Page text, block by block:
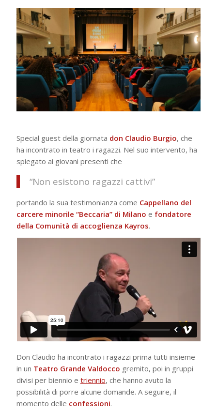
Special guest della giornata don Claudio Burgio, che
ha incontrato in teatro i ragazzi. Nel suo intervento, ha
spiegato ai giovani presenti che
“Non esistono ragazzi cattivi”
portando la sua testimonianza come Cappellano del
carcere minorile “Beccaria” di Milano e fondatore
della Comunità di accoglienza Kayros.
Don Claudio ha incontrato i ragazzi prima tutti insieme
in un Teatro Grande Valdocco gremito, poi in gruppi
divisi per biennio e triennio, che hanno avuto la
possibilità di porre alcune domande. A seguire, il
momento delle confessioni.